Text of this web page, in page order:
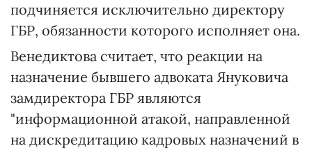
подчиняется исключительно директору
ГБР, обязанности которого исполняет она.
Венедиктова считает, что реакции на
назначение бывшего адвоката Януковича
замдиректора ГБР являются
"информационной атакой, направленной
на дискредитацию кадровых назначений в